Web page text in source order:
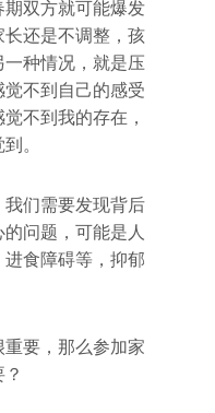
双方就可能爆发
还是不调整，孩
种情况，就是压
不到自己的感受
不到我的存在，
。
们需要发现背后
问题，可能是人
食障碍等，抑郁
要，那么参加家